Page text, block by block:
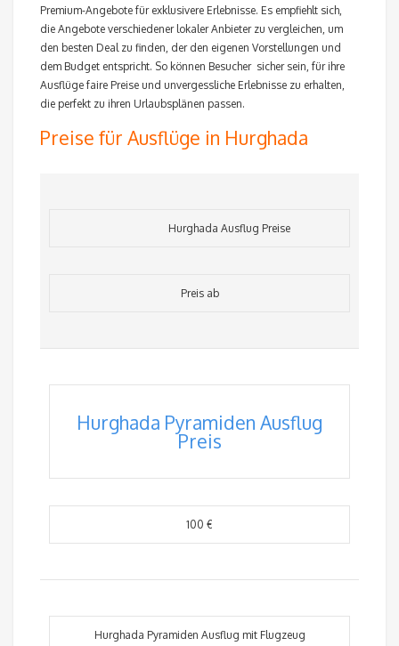
Premium-Angebote für exklusivere Erlebnisse. Es empfiehlt sich,
die Angebote verschiedener lokaler Anbieter zu vergleichen, um
den besten Deal zu finden, der den eigenen Vorstellungen und
dem Budget entspricht. So können Besucher sicher sein, für ihre
Ausflüge faire Preise und unvergessliche Erlebnisse zu erhalten,
die perfekt zu ihren Urlaubsplänen passen.
Preise für Ausflüge in Hurghada
Hurghada Ausflug Preise
Preis ab
Hurghada Pyramiden Ausflug
Preis
100 €
Hurghada Pyramiden Ausflug mit Flugzeug